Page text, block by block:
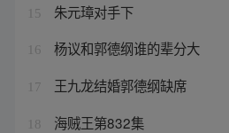
15 朱元璋对手下
16 杨议和郭德纲谁的辈分大
17 王九龙结婚郭德纲缺席
18 海贼王第832集